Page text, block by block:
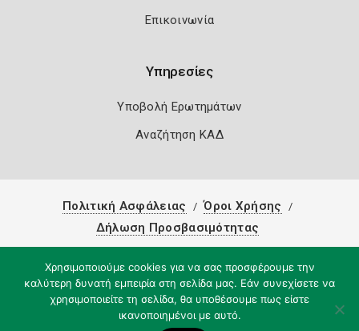
Επικοινωνία
Υπηρεσίες
Υποβολή Ερωτημάτων
Αναζήτηση ΚΑΔ
Πολιτική Ασφάλειας
Όροι Χρήσης
Δήλωση Προσβασιμότητας
Χρησιμοποιούμε cookies για να σας προσφέρουμε την
καλύτερη δυνατή εμπειρία στη σελίδα μας. Εάν συνεχίσετε να
χρησιμοποιείτε τη σελίδα, θα υποθέσουμε πως είστε
ικανοποιημένοι με αυτό.